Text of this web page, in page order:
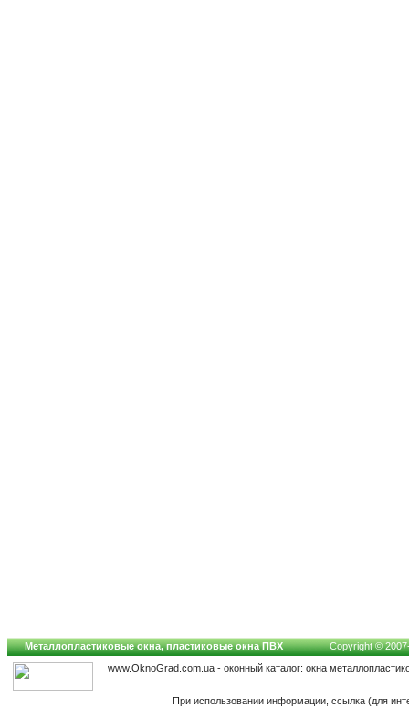
Металлопластиковые окна, пластиковые окна ПВХ
Copyright ©
www.OknoGrad.com.ua - оконный каталог: окна
При использовании информации, ссылка (для